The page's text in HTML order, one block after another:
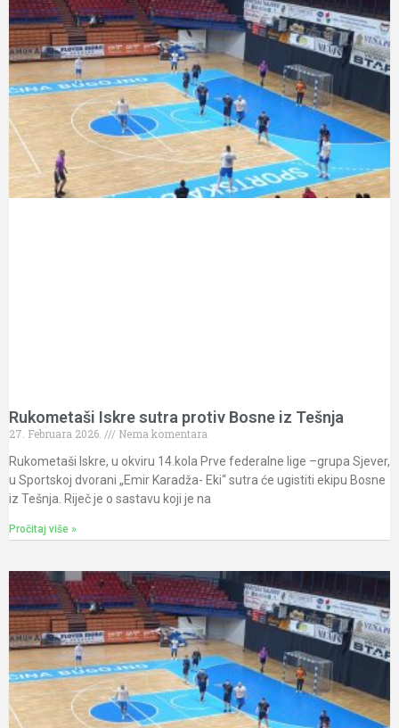
Rukometaši Iskre sutra protiv Bosne iz Tešnja
27. Februara 2026.
Nema komentara
Rukometaši Iskre, u okviru 14.kola Prve federalne lige –grupa Sjever,
u Sportskoj dvorani „Emir Karadža- Eki“ sutra će ugistiti ekipu Bosne
iz Tešnja. Riječ je o sastavu koji je na
Pročitaj više »